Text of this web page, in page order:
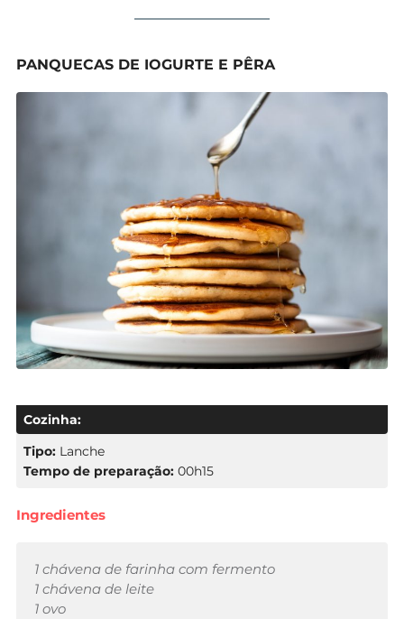
PANQUECAS DE IOGURTE E PÊRA
Cozinha:
Tipo: Lanche
Tempo de preparação: 00h15
Ingredientes
1 chávena de farinha com fermento
1 chávena de leite
1 ovo